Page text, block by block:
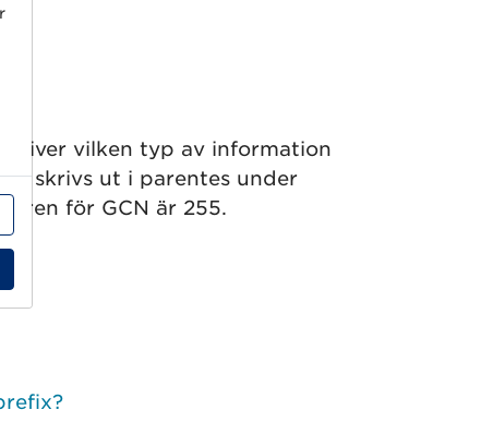
vilken typ av information
skrivs ut i parentes under
för GCN är 255.